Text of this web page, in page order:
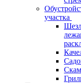
участка